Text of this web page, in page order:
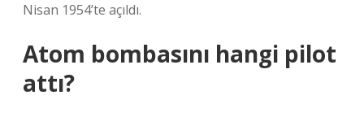
Nisan 1954’te açıldı.
Atom bombasını hangi pilot
attı?